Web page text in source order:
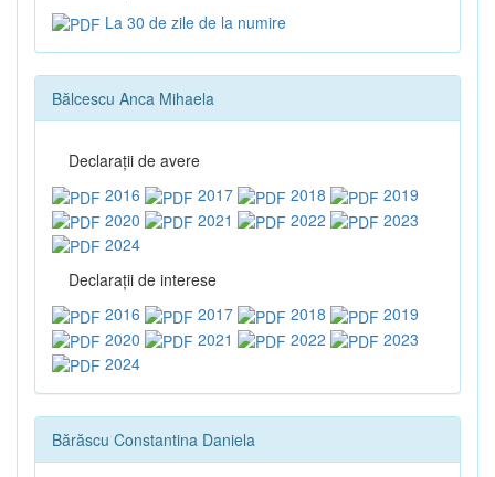
La 30 de zile de la numire
Bălcescu Anca Mihaela
Declaraţii de avere
2016
2017 2018
2019
2020
2021 2022
2023
2024
Declaraţii de interese
2016
2017 2018
2019
2020
2021 2022
2023
2024
Bărăscu Constantina Daniela